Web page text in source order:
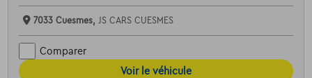
7033 Cuesmes, JS CARS CUESMES
Comparer
Voir le véhicule